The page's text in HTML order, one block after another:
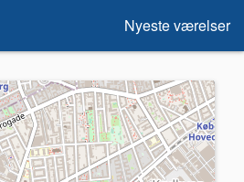
Nyeste værelser